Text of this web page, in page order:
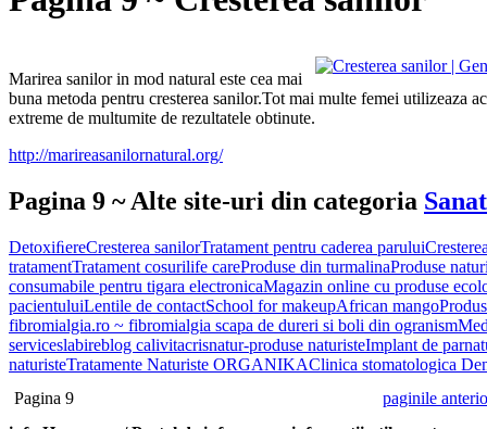
Marirea sanilor in mod natural este cea mai
buna metoda pentru cresterea sanilor.Tot mai multe femei utilizeaza
extreme de multumite de rezultatele obtinute.
http://marireasanilornatural.org/
Pagina 9 ~ Alte site-uri din categoria
DetoxiﬁereCresterea sanilorTratament pentru caderea parului
tratamentTratament cosurilife careProduse din turmalinaProduse
consumabile pentru tigara electronicaMagazin online cu produse
pacientuluiLentile de contactSchool for makeupAfrican mango
fibromialgia.ro ~ fibromialgia scapa de dureri si boli din ogranism
serviceslabireblog calivitacrisnatur-produse naturisteImplant de par
naturisteTratamente Naturiste ORGANIKAClinica stomatologica
Pagina 9
paginile